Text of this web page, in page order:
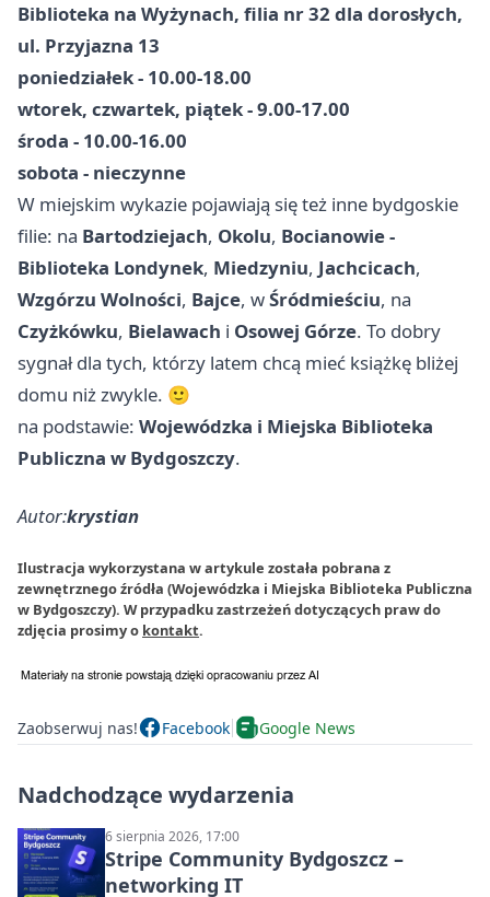
Biblioteka na Wyżynach, filia nr 32 dla dorosłych,
ul. Przyjazna 13
poniedziałek - 10.00-18.00
wtorek, czwartek, piątek - 9.00-17.00
środa - 10.00-16.00
sobota - nieczynne
W miejskim wykazie pojawiają się też inne bydgoskie
filie: na Bartodziejach, Okolu, Bocianowie -
Biblioteka Londynek, Miedzyniu, Jachcicach,
Wzgórzu Wolności, Bajce, wŚródmieściu, na
Czyżkówku, Bielawach i Osowej Górze. To dobry
sygnał dla tych, którzy latem chcą mieć książkę bliżej
domu niż zwykle. 🙂
na podstawie: Wojewódzka i Miejska Biblioteka
Publiczna w Bydgoszczy.
Autor:krystian
Ilustracja wykorzystana w artykule została pobrana z
zewnętrznego źródła (Wojewódzka i Miejska Biblioteka Publiczna
w Bydgoszczy). W przypadku zastrzeżeń dotyczących praw do
zdjęcia prosimy o kontakt.
Zaobserwuj nas! Facebook Google News
Nadchodzące wydarzenia
6 sierpnia 2026, 17:00
Stripe Community Bydgoszcz –
networking IT